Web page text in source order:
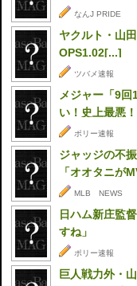
なんJ PRIDE
ヤクルト・山
OPS1.02[...]
ツバメ速報
メジャー「9
い！史上最悪！
ポリー速報
ジャッジの不
「オオタニが
MLB NEWS
日ハム新庄監
すね」
ポリー速報
巨人戦力外・